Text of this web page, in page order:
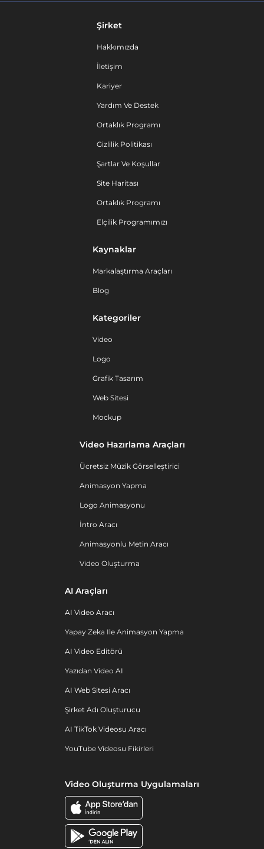
Şirket
Hakkımızda
İletişim
Kariyer
Yardım Ve Destek
Ortaklık Programı
Gizlilik Politikası
Şartlar Ve Koşullar
Site Haritası
Ortaklık Programı
Elçilik Programımızı
Kaynaklar
Markalaştırma Araçları
Blog
Kategoriler
Video
Logo
Grafik Tasarım
Web Sitesi
Mockup
Video Hazırlama Araçları
Ücretsiz Müzik Görselleştirici
Animasyon Yapma
Logo Animasyonu
İntro Aracı
Animasyonlu Metin Aracı
Video Oluşturma
AI Araçları
AI Video Aracı
Yapay Zeka Ile Animasyon Yapma
AI Video Editörü
Yazıdan Video AI
AI Web Sitesi Aracı
Şirket Adı Oluşturucu
AI TikTok Videosu Aracı
YouTube Videosu Fikirleri
Video Oluşturma Uygulamaları